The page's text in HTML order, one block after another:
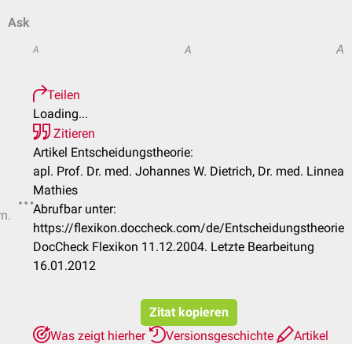
Ask
A A A
Teilen
Loading...
Zitieren
Artikel Entscheidungstheorie:
apl. Prof. Dr. med. Johannes W. Dietrich, Dr. med. Linnea
Mathies
Abrufbar unter:
https://flexikon.doccheck.com/de/Entscheidungstheorie
DocCheck Flexikon 11.12.2004. Letzte Bearbeitung
16.01.2012
Zitat kopieren
Was zeigt hierher
Versionsgeschichte
Artikel